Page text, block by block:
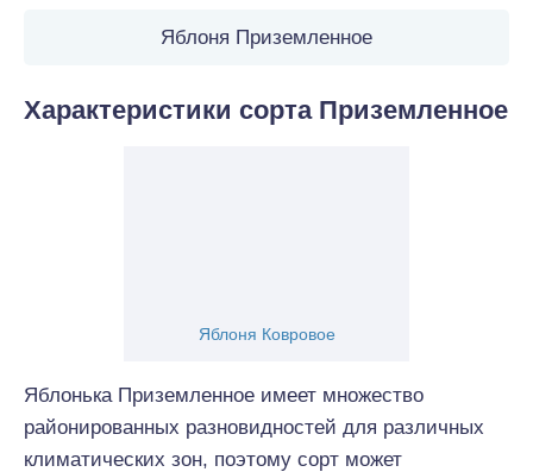
Яблоня Приземленное
Характеристики сорта Приземленное
Яблоня Ковровое
Яблонька Приземленное имеет множество
районированных разновидностей для различных
климатических зон, поэтому сорт может